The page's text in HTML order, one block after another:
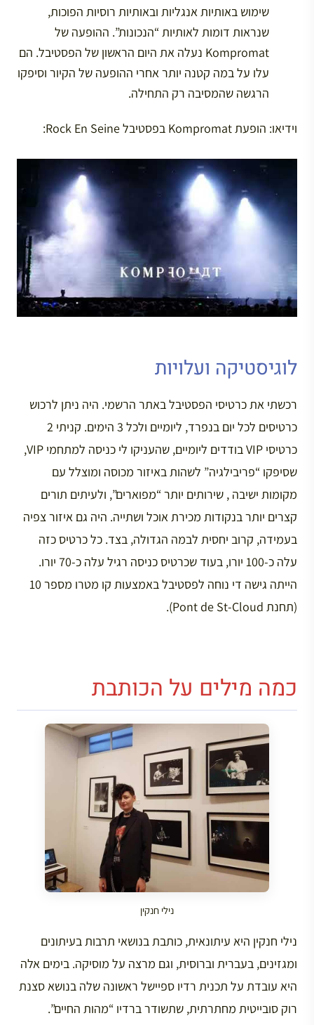
שימוש באותיות אנגליות ובאותיות רוסיות הפוכות,
שנראות דומות לאותיות “הנכונות”. ההופעה של
Kompromat נעלה את היום הראשון של הפסטיבל. הם
עלו על במה קטנה יותר אחרי ההופעה של הקיור וסיפקו
הרגשה שהמסיבה רק התחילה.
וידיאו: הופעת Kompromat בפסטיבל Rock En Seine:
לוגיסטיקה ועלויות
רכשתי את כרטיסי הפסטיבל באתר הרשמי. היה ניתן לרכוש
כרטיסים לכל יום בנפרד, ליומיים ולכל 3 הימים. קניתי 2
כרטיסי VIP בודדים ליומיים, שהעניקו לי כניסה למתחמי VIP,
שסיפקו “פריבילגיה” לשהות באיזור מכוסה ומוצלל עם
מקומות ישיבה , שירותים יותר “מפוארים”, ולעיתים תורים
קצרים יותר בנקודות מכירת אוכל ושתייה. היה גם איזור צפיה
בעמידה, קרוב יחסית לבמה הגדולה, בצד. כל כרטיס כזה
עלה כ-100 יורו, בעוד שכרטיס כניסה רגיל עלה כ-70 יורו.
הייתה גישה די נוחה לפסטיבל באמצעות קו מטרו מספר 10
(תחנת Pont de St-Cloud).
כמה מילים על הכותבת
נילי חנקין
נילי חנקין היא עיתונאית, כותבת בנושאי תרבות בעיתונים
ומגזינים, בעברית וברוסית, וגם מרצה על מוסיקה. בימים אלה
היא עובדת על תכנית רדיו ספיישל ראשונה שלה בנושא סצנת
רוק סובייטית מחתרתית, שתשודר ברדיו “מהות החיים”.